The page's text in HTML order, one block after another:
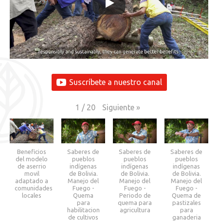
Suscríbete a nuestro canal
1 / 20 Siguiente »
Beneficios
del modelo
de aserrio
movil
adaptado a
comunidades
locales
Saberes de
pueblos
indígenas
de Bolivia.
Manejo del
Fuego -
Quema
para
habilitacion
de cultivos
Saberes de
pueblos
indígenas
de Bolivia.
Manejo del
Fuego -
Periodo de
quema para
agricultura
Saberes de
pueblos
indígenas
de Bolivia.
Manejo del
Fuego -
Quema de
pastizales
para
ganaderia